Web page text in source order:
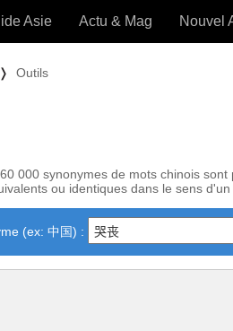
Asie Actu & Mag Nouvel
Outils
000 synonymes de mots chinois
ou identiques dans le sens d'un
(ex: 中国) :